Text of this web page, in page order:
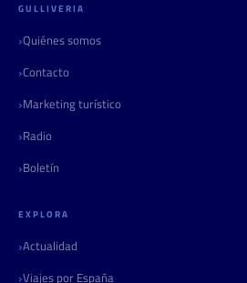
GULLIVERIA
Quiénes somos
Contacto
Marketing turístico
Radio
Boletín
EXPLORA
Actualidad
Viajes por España